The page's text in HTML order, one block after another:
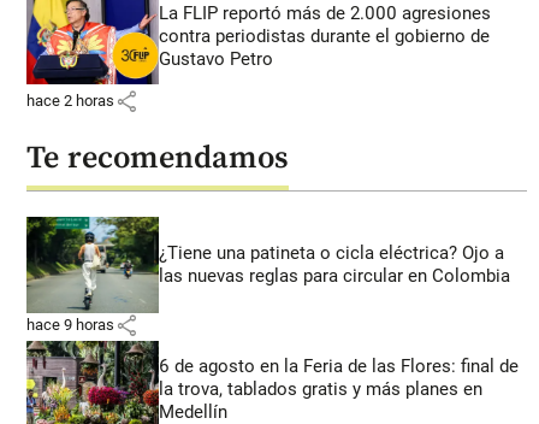
La FLIP reportó más de 2.000 agresiones
contra periodistas durante el gobierno de
Gustavo Petro
hace 2 horas share
Te recomendamos
¿Tiene una patineta o cicla eléctrica? Ojo a
las nuevas reglas para circular en Colombia
hace 9 horas share
6 de agosto en la Feria de las Flores: final de
la trova, tablados gratis y más planes en
Medellín